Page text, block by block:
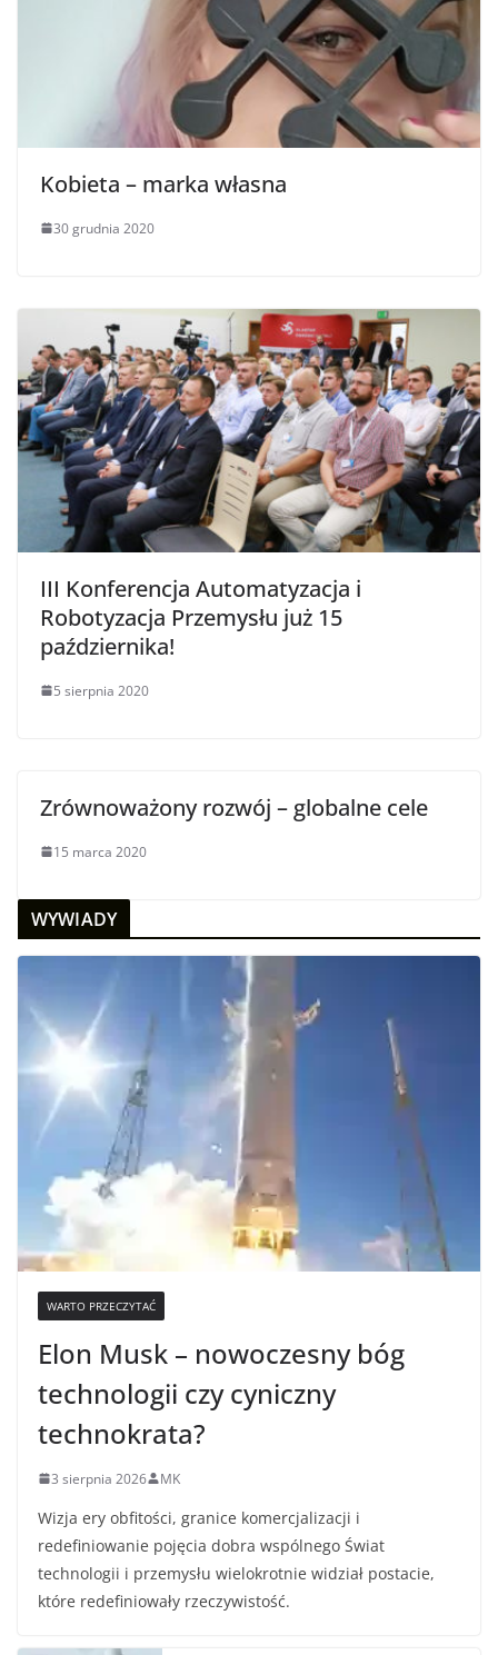
Kobieta – marka własna
30 grudnia 2020
III Konferencja Automatyzacja i
Robotyzacja Przemysłu już 15
października!
5 sierpnia 2020
Zrównoważony rozwój – globalne cele
15 marca 2020
WYWIADY
WARTO PRZECZYTAĆ
Elon Musk – nowoczesny bóg
technologii czy cyniczny
technokrata?
3 sierpnia 2026 MK
Wizja ery obfitości, granice komercjalizacji i
redefiniowanie pojęcia dobra wspólnego Świat
technologii i przemysłu wielokrotnie widział postacie,
które redefiniowały rzeczywistość.